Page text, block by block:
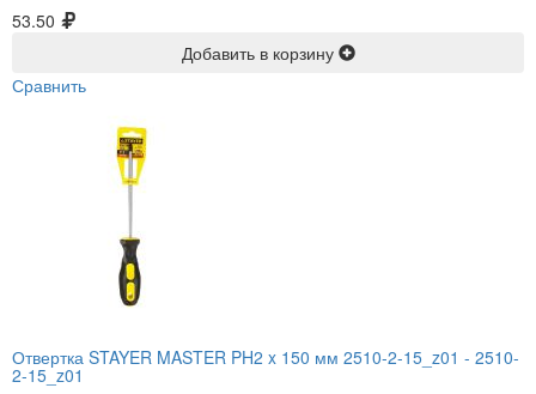
53.50
Добавить в корзину
Сравнить
Отвертка STAYER MASTER PH2 x 150 мм 2510-2-15_z01 - 2510-
2-15_z01